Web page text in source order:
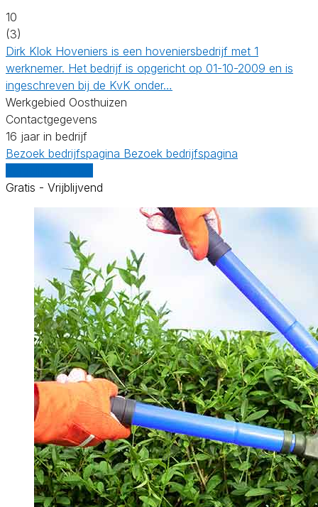
10
(3)
Dirk Klok Hoveniers is een hoveniersbedrijf met 1
werknemer. Het bedrijf is opgericht op 01-10-2009 en is
ingeschreven bij de KvK onder…
Werkgebied Oosthuizen
Contactgegevens
16 jaar in bedrijf
Bezoek bedrijfspagina Bezoek bedrijfspagina
Gratis - Vrijblijvend